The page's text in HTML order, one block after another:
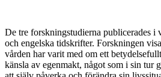
De tre forskningstudierna publicerades i
och engelska tidskrifter. Forskningen
vården har varit med om ett
känsla av egenmakt, något som i sin tur